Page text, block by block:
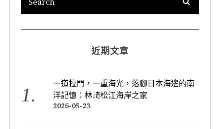
近期文章
一道拉門，一重海光，落腳日本海邊的南
洋記憶：林崎松江海岸之家
2026-05-23